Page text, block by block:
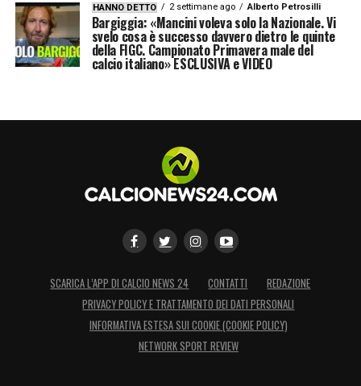
HANNO DETTO 2 settimane ago Alberto Petrosilli
Bargiggia: «Mancini voleva solo la Nazionale. Vi
svelo cosa è successo davvero dietro le quinte
della FIGC. Campionato Primavera male del
calcio italiano» ESCLUSIVA e VIDEO
SCARICA L’APP DI CALCIO NEWS 24 CONTATTI
REDAZIONE
PRIVACY POLICY E TRATTAMENTO DEI DATI PERSONALI
INFORMATIVA ESTESA SUI COOKIE (COOKIE POLICY)
NETWORK SPORT REVIEW